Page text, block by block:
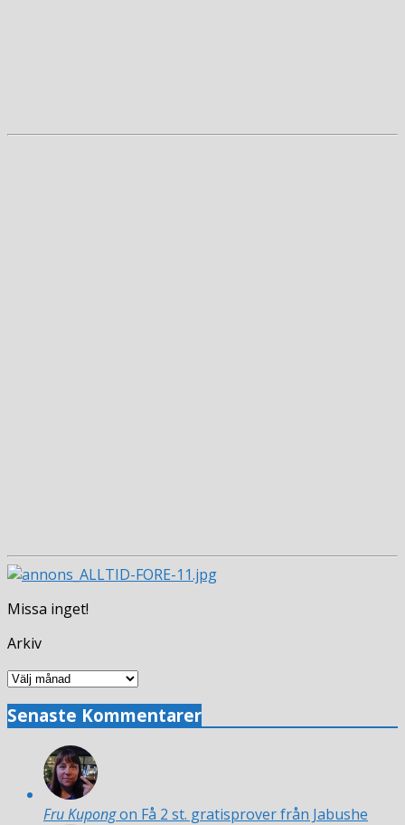
Missa inget!
Arkiv
Arkiv
Senaste Kommentarer
Fru Kupongon Få 2 st. gratisprover från Jabushe